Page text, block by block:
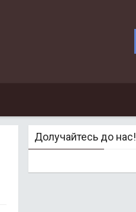
Долучайтесь до нас!